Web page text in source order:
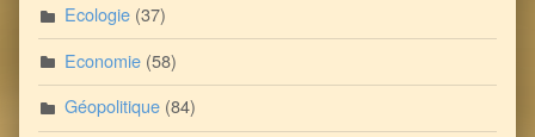
Ecologie (37)
Economie (58)
Géopolitique (84)